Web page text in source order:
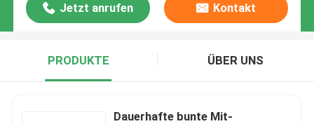
Jetzt anrufen Kontakt
PRODUKTE ÜBER UNS
Dauerhafte bunte Mit-